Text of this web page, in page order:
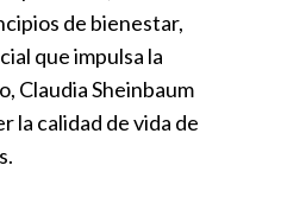
de bienestar,
que impulsa la
Claudia Sheinbaum
la calidad de vida de